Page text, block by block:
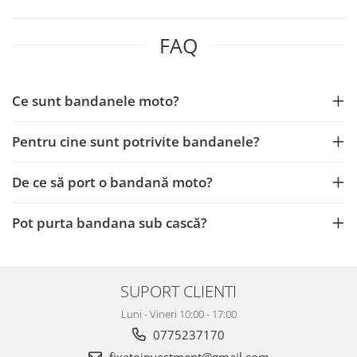
FAQ
Ce sunt bandanele moto?
Pentru cine sunt potrivite bandanele?
De ce să port o bandană moto?
Pot purta bandana sub cască?
SUPORT CLIENTI
Luni - Vineri 10:00 - 17:00
0775237170